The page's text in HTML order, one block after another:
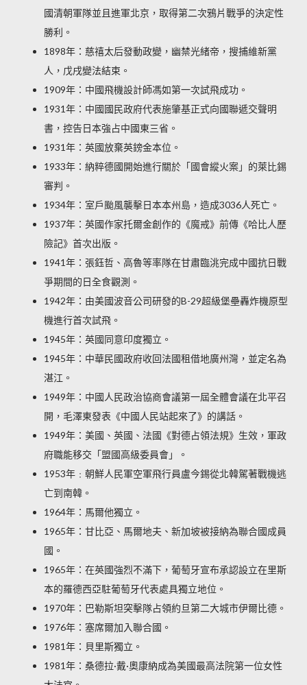
國清朝軍隊並且進軍北京，取得第二次鴉片戰爭的決定性
勝利。
1898年：慈禧太后發動政變，幽禁光緒帝，搜捕維新黨
人，戊戌變法結束。
1909年：中國飛機設計師馮如第一次試飛成功。
1931年：中國國民政府代表施肇基正式向國聯遞交聲明
書，控告日本強占中國東三省。
1931年：英國放棄英鎊金本位。
1933年：納粹德國開始進行關於「國會縱火案」的萊比錫
審判。
1934年：室戶颱風襲擊日本本州島，造成3036人死亡。
1937年：英國作家托爾金創作的《魔戒》前傳《哈比人歷
險記》首次出版。
1941年：張鈺哲、高魯等率隊在甘肅臨洮完成中國抗日戰
爭期間的日全食觀測。
1942年：由美國波音公司研發的B-29超級堡壘轟炸機原型
機進行首次試飛。
1945年：英國同意印度獨立。
1945年：中華民國政府收回法國租借地廣州灣，並定名為
湛江。
1949年：中國人民政治協商會議第一屆全體會議在北平召
開，毛澤東發表《中國人民站起來了》的講話。
1949年：美國、英國、法國《對德占領法規》生效，軍政
府職能移交「盟國高級委員會」。
1953年﹕朝鮮人民軍空軍飛行員盧今錫從北韓駕著戰機逃
亡到南韓。
1964年：馬爾他獨立。
1965年：甘比亞、馬爾地夫、新加坡被接納為聯合國成員
國。
1965年：在英國強烈不滿下，葡萄牙宣布承認設立在里斯
本的羅德西亞駐葡萄牙代表處具獨立地位。
1970年：巴勒斯坦突擊隊占領約旦第二大城市伊爾比德。
1976年：塞席爾加入聯合國。
1981年：貝里斯獨立。
1981年：桑德拉·戴·奧康納成為美國最高法院第一位女性